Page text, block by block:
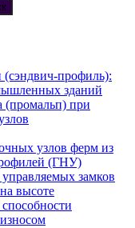
профиль):
зданий
(промальп) при
узлов ферм из
(ГНУ)
замков
высоте